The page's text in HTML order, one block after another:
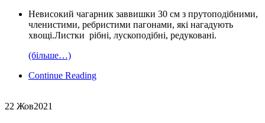
Невисокий чагарник заввишки 30 см з прутоподібними,
членистими, ребристими пагонами, які нагадують
хвощі.Листки рібні, лускоподібні, редуковані.
(більше…)
Continue Reading
22 Жов2021